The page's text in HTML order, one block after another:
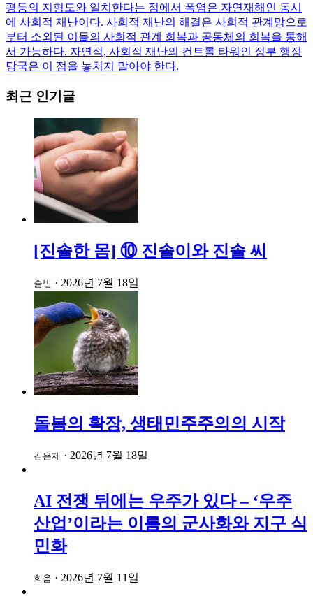
평등의 지형도와 일치한다는 점에서 폭염은 자연재해인 동시
에 사회적 재난이다. 사회적 재난의 해결은 사회적 관계망으로
부터 소외된 이들의 사회적 관계 회복과 공동체의 회복을 통해
서 가능하다. 자연적, 사회적 재난의 컨트롤 타워인 정부 행정
당국은 이 점을 놓치지 말아야 한다.
최근 인기글
[진솔한 몸] ⑩ 진솔이와 진솔 씨
솔빈 · 2026년 7월 18일
돌봄의 확장, 생태민주주의의 시작
김은제 · 2026년 7월 18일
AI 전쟁 뒤에는 우주가 있다 – ‘우주
산업’이라는 이름의 군사화와 지구 식
민화
희음 · 2026년 7월 11일